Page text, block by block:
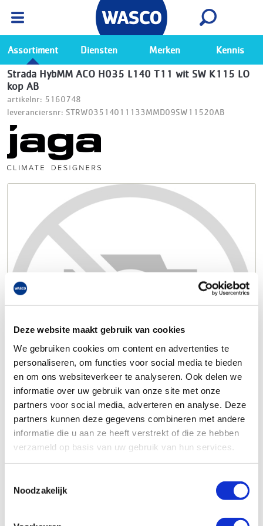
Deze website maakt gebruik van cookies
We gebruiken cookies om content en advertenties te
personaliseren, om functies voor social media te bieden
en om ons websiteverkeer te analyseren. Ook delen we
informatie over uw gebruik van onze site met onze
partners voor social media, adverteren en analyse. Deze
partners kunnen deze gegevens combineren met andere
informatie die u aan ze heeft verstrekt of die ze hebben
verzameld op basis van uw gebruik van hun services.
Noodzakelijk
Ga naar de Wasco app
Bekijk
Assortiment Diensten Merken Kennis
Strada HybMM ACO H035 L140 T11 wit SW K115 LO
kop AB
artikelnr: 5160748
leveranciersnr: STRW03514011133MMD09SW11520AB